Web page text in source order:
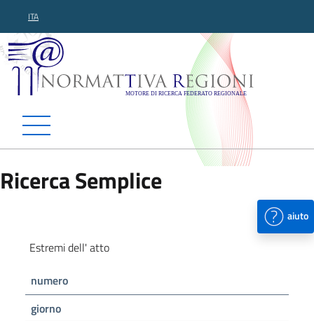
ITA
Normattiva Regioni -
Ricerca Semplice
aiuto
Estremi dell' atto
numero
giorno